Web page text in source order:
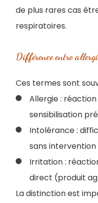
de plus rares cas
respiratoires.
Différence entre
Ces termes sont
Allergie :
sensibilisation
Intolérance :
sans
Irritation :
direct (produit
La distinction est